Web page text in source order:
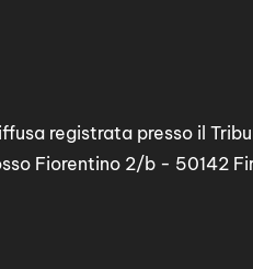
registrata presso il
Fiorentino 2/b - 50142